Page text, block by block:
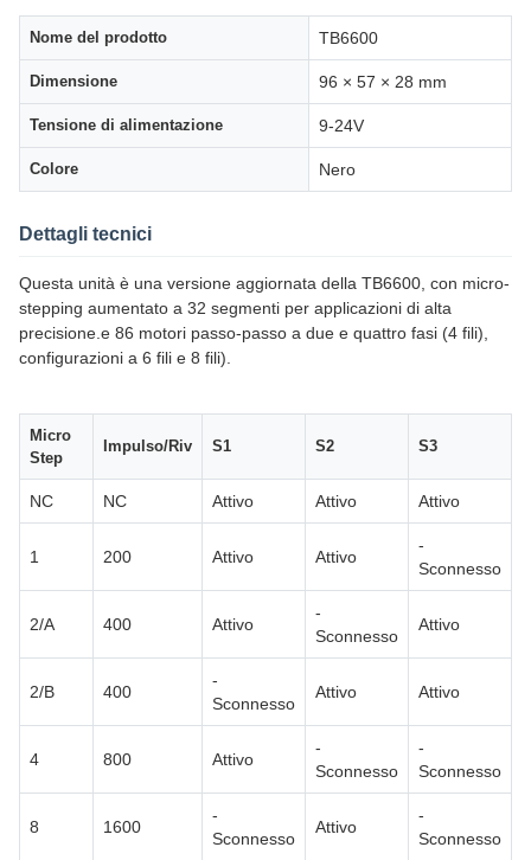
Nome del prodotto TB6600
Dimensione 96 × 57 × 28 mm
Tensione di alimentazione 9-24V
Colore Nero
Dettagli tecnici
Questa unità è una versione aggiornata della TB6600, con micro-
stepping aumentato a 32 segmenti per applicazioni di alta
precisione.e 86 motori passo-passo a due e quattro fasi (4 fili),
configurazioni a 6 fili e 8 fili).
Micro
Step
Impulso/Riv S1 S2 S3
NC NC Attivo Attivo Attivo
1 200 Attivo Attivo
-
Sconnesso
2/A 400 Attivo
-
Sconnesso
Attivo
2/B 400
-
Sconnesso
Attivo Attivo
4 800 Attivo
-
Sconnesso
-
Sconnesso
8 1600
-
Sconnesso
Attivo
-
Sconnesso